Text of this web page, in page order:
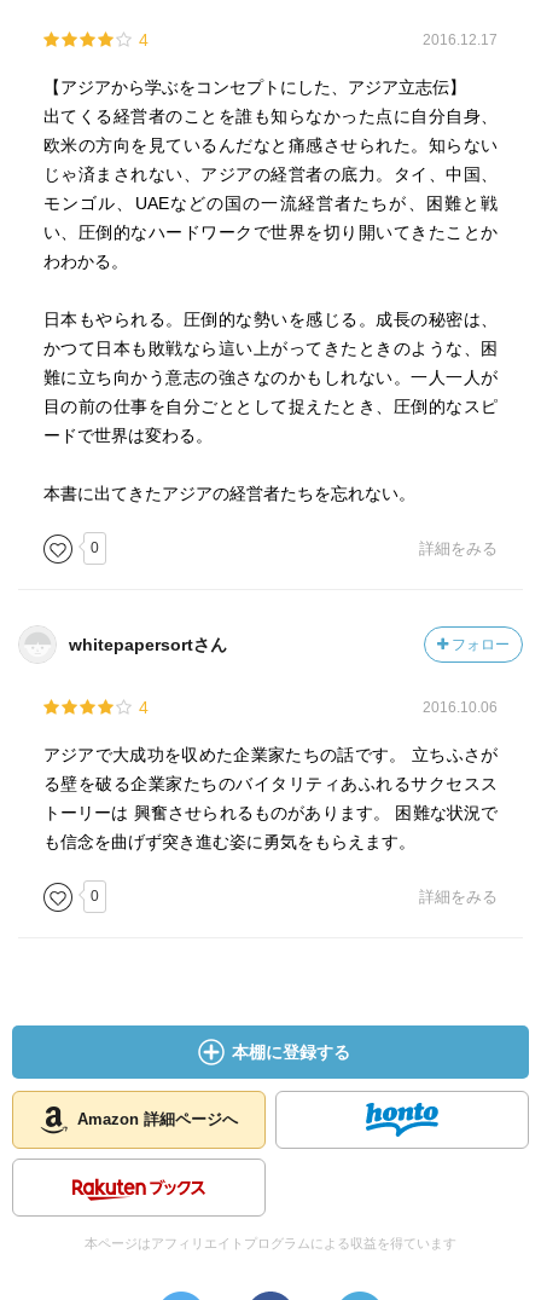
4 2016.12.17
【アジアから学ぶをコンセプトにした、アジア立志伝】
出てくる経営者のことを誰も知らなかった点に自分自身、
欧米の方向を見ているんだなと痛感させられた。知らない
じゃ済まされない、アジアの経営者の底力。タイ、中国、
モンゴル、UAEなどの国の一流経営者たちが、困難と戦
い、圧倒的なハードワークで世界を切り開いてきたことか
わわかる。
日本もやられる。圧倒的な勢いを感じる。成長の秘密は、
かつて日本も敗戦なら這い上がってきたときのような、困
難に立ち向かう意志の強さなのかもしれない。一人一人が
目の前の仕事を自分ごととして捉えたとき、圧倒的なスピ
ードで世界は変わる。
本書に出てきたアジアの経営者たちを忘れない。
0 詳細をみる
whitepapersortさん フォロー
4 2016.10.06
アジアで大成功を収めた企業家たちの話です。 立ちふさが
る壁を破る企業家たちのバイタリティあふれるサクセスス
トーリーは 興奮させられるものがあります。 困難な状況で
も信念を曲げず突き進む姿に勇気をもらえます。
0 詳細をみる
本棚に登録する
Amazon 詳細ページへ
本ページはアフィリエイトプログラムによる収益を得ています